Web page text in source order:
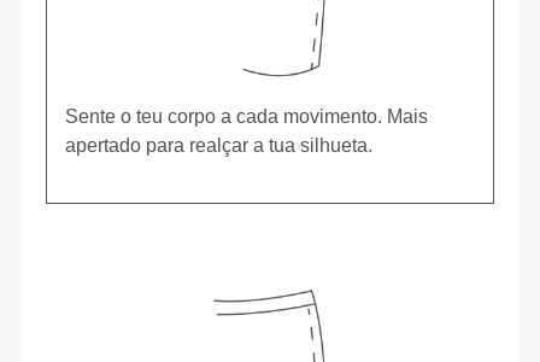
Sente o teu corpo a cada movimento. Mais
apertado para realçar a tua silhueta.